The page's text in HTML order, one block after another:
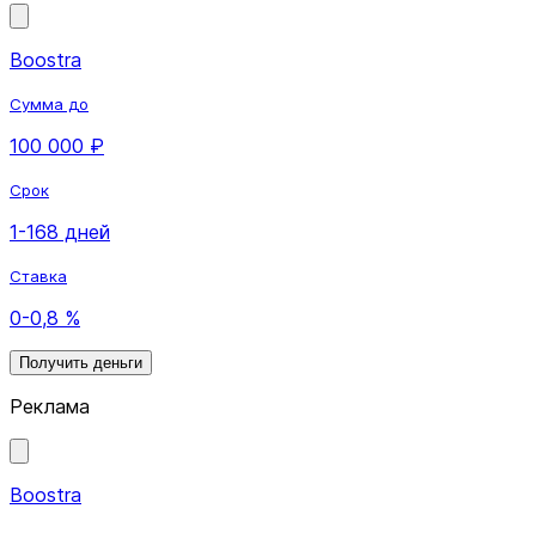
Boostra
Сумма до
100 000 ₽
Срок
1-168 дней
Ставка
0-0,8 %
Получить деньги
Реклама
Boostra